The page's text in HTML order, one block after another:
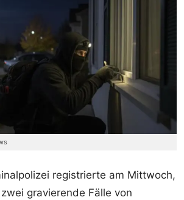
registrierte am Mittwoch,
gravierende Fälle von